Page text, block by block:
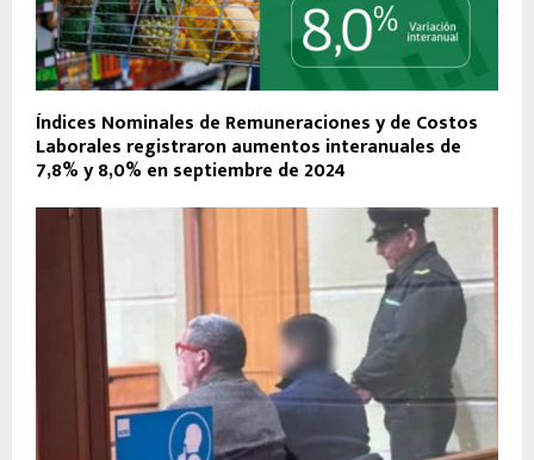
Índices Nominales de Remuneraciones y de Costos
Laborales registraron aumentos interanuales de
7,8% y 8,0% en septiembre de 2024